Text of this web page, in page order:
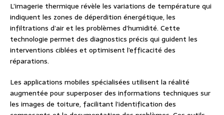
L’imagerie thermique révèle les variations de température qui
indiquent les zones de déperdition énergétique, les
infiltrations d’air et les problèmes d’humidité. Cette
technologie permet des diagnostics précis qui guident les
interventions ciblées et optimisent l’efficacité des
réparations.
Les applications mobiles spécialisées utilisent la réalité
augmentée pour superposer des informations techniques sur
les images de toiture, facilitant l’identification des